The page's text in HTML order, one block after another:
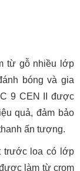
từ gỗ nhiều lớp
bóng và gia
9 CEN II được
quả, đảm bảo
ấn tượng.
trước loa có lớp
làm từ crom